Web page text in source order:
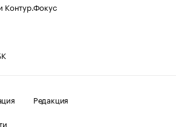
Контур.Фокус
Редакция